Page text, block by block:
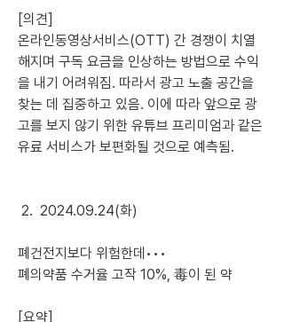
[의견]
온라인동영상서비스(OTT) 간 경쟁이 치열
해지며 구독 요금을 인상하는 방법으로 수익
을 내기 어려워짐. 따라서 광고 노출 공간을
찾는 데 집중하고 있음. 이에 따라 앞으로 광
고를 보지 않기 위한 유튜브 프리미엄과 같은
유료 서비스가 보편화될 것으로 예측됨.
2.  2024.09.24(화)
폐건전지보다 위험한데•••
폐의약품 수거율 고작 10%, 毒이 된 약
[요약]